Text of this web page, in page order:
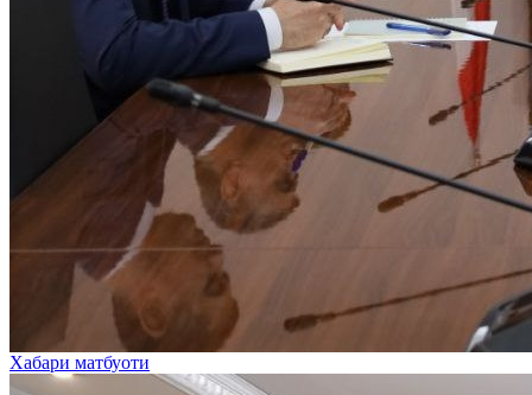
Хабари матбуоти